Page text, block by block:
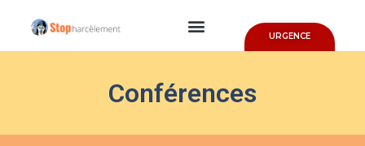
URGENCE
Conférences